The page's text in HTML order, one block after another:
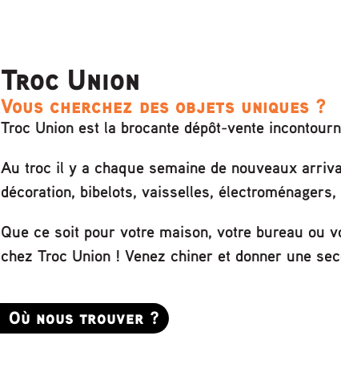
Troc Union
Vous cherchez des objets uniques ?
Troc Union est la brocante dépôt-vente
Au troc il y a chaque semaine de nouveaux
décoration, bibelots, vaisselles,
Que ce soit pour votre maison, votre bureau ou
chez Troc Union ! Venez chiner et donner une
Où nous trouver ?